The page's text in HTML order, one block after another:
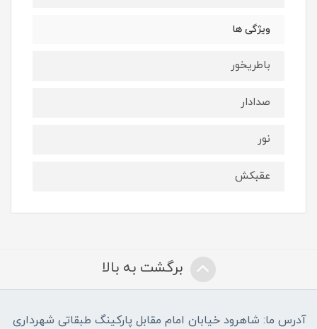
ویژگی ها
باطریخور
صدادار
نور
عقبکش
برگشت به بالا
آدرس ما: شاهرود خیابان امام مقابل پارکینگ طبقاتی شهرداری